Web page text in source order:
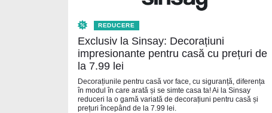
REDUCERE
Exclusiv la Sinsay: Decorațiuni
impresionante pentru casă cu prețuri de
la 7.99 lei
Decorațiunile pentru casă vor face, cu siguranță, diferența
în modul în care arată și se simte casa ta! Ai la Sinsay
reduceri la o gamă variată de decorațiuni pentru casă și
prețuri începând de la 7.99 lei.